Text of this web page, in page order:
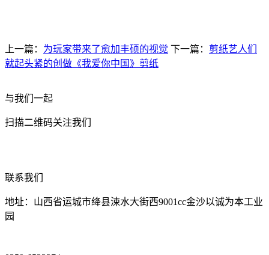
上一篇： 为玩家带来了愈加丰硕的视觉 下一篇： 剪纸艺人们
就起头紧的创做《我爱你中国》剪纸
与我们一起
扫描二维码关注我们
联系我们
地址：山西省运城市绛县涑水大街西9001cc金沙以诚为本工业
园